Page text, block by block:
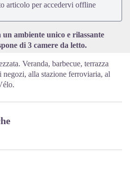
articolo per accedervi offline
ambiente unico e rilassante
di 3 camere da letto.
Veranda, barbecue, terrazza
alla stazione ferroviaria, al